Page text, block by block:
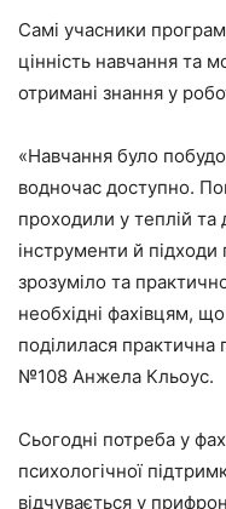
Самі учасники
цінність навчання та
отримані знання у
«Навчання було
водночас доступно.
проходили у теплій та
інструменти й
зрозуміло та
необхідні фахівцям,
поділилася практична
№108 Анжела Кльоус.
Сьогодні потреба у
психологічної
відчувається у